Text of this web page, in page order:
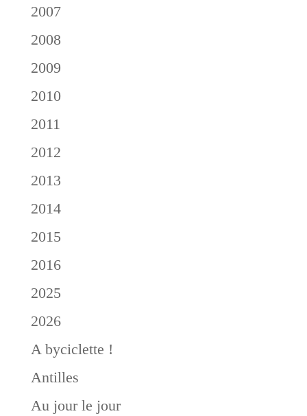
2007
2008
2009
2010
2011
2012
2013
2014
2015
2016
2025
2026
A byciclette !
Antilles
Au jour le jour